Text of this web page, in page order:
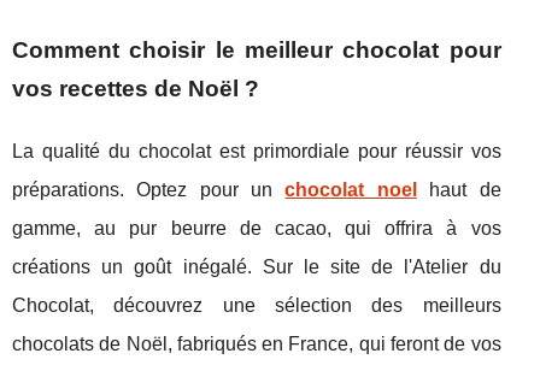
Comment choisir le meilleur chocolat pour
vos recettes de Noël ?
La qualité du chocolat est primordiale pour réussir vos
préparations. Optez pour unchocolat noel
haut de
gamme, au pur beurre de cacao, qui offrira à vos
créations un goût inégalé. Sur le site de l'Atelier du
Chocolat, découvrez une sélection des meilleurs
chocolats de Noël, fabriqués en France, qui feront de vos